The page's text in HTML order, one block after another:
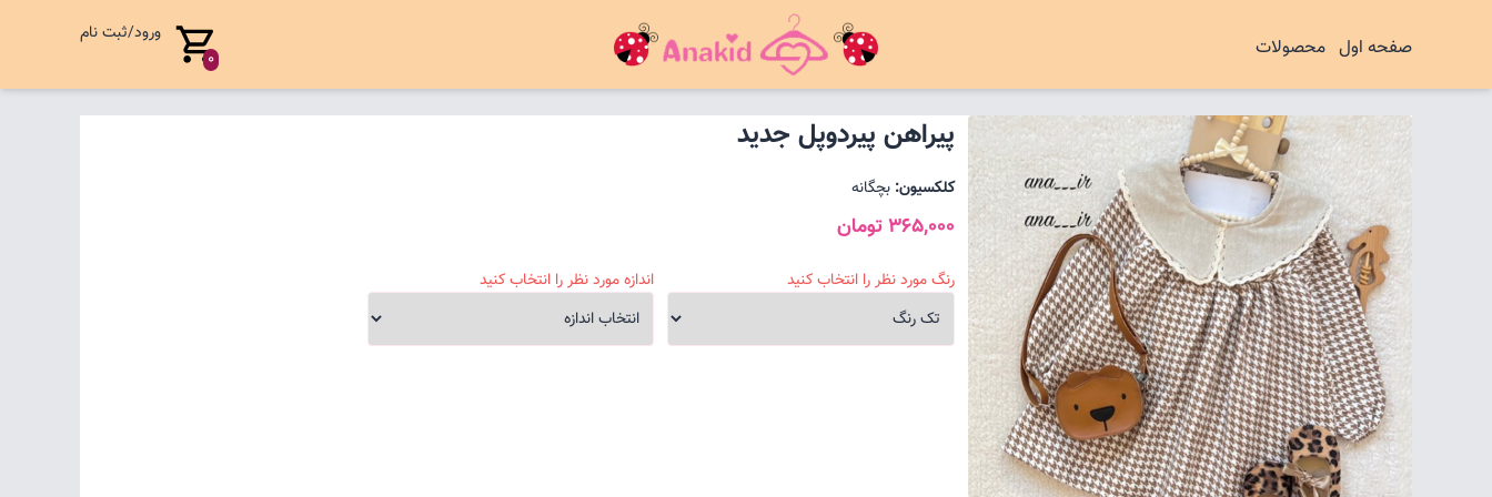
صفحه اول محصولات 0
ورود/ثبت نام
پیراهن پیردوپل جدید
کلکسیون: بچگانه
365,000 تومان
رنگ مورد نظر را انتخاب کنید اندازه مورد نظر را انتخاب کنید